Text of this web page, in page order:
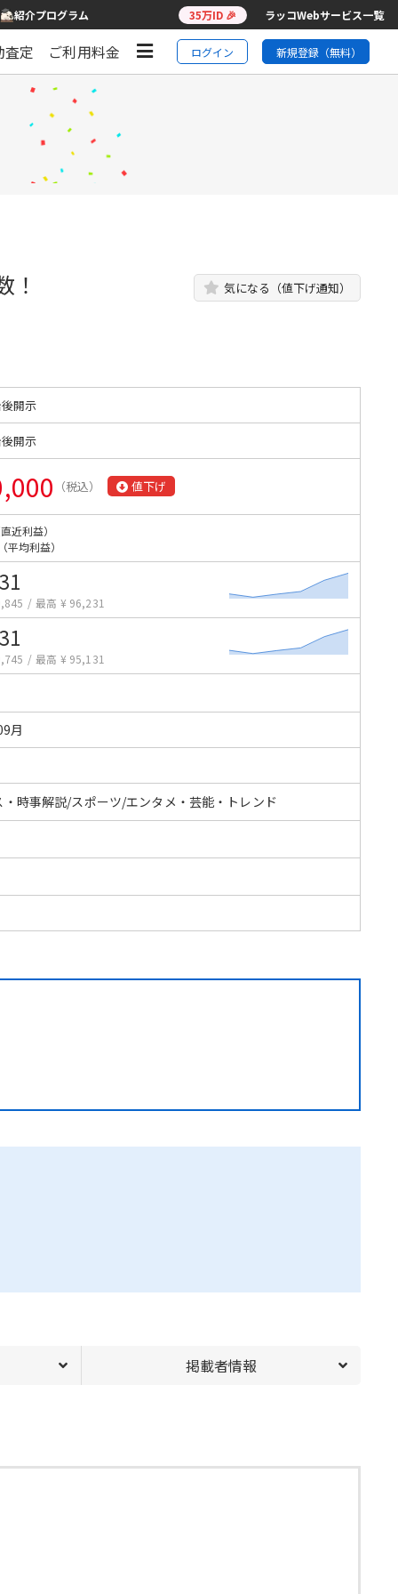
紹介プログラム 35万ID 🎉 ラッコWebサービス一覧
査定 ご利用料金 ログイン 新規登録（無料）
！ 気になる（値下げ通知）
開示
開示
（税込） 値下げ
直近利益）
（平均利益）
/ 最高 ¥ 96,231
/ 最高 ¥ 95,131
月
・時事解説/スポーツ/エンタメ・芸能・トレンド
掲載者情報